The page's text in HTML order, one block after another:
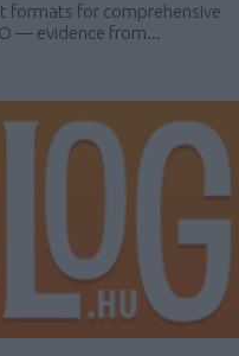
formats for comprehensive
— evidence from...